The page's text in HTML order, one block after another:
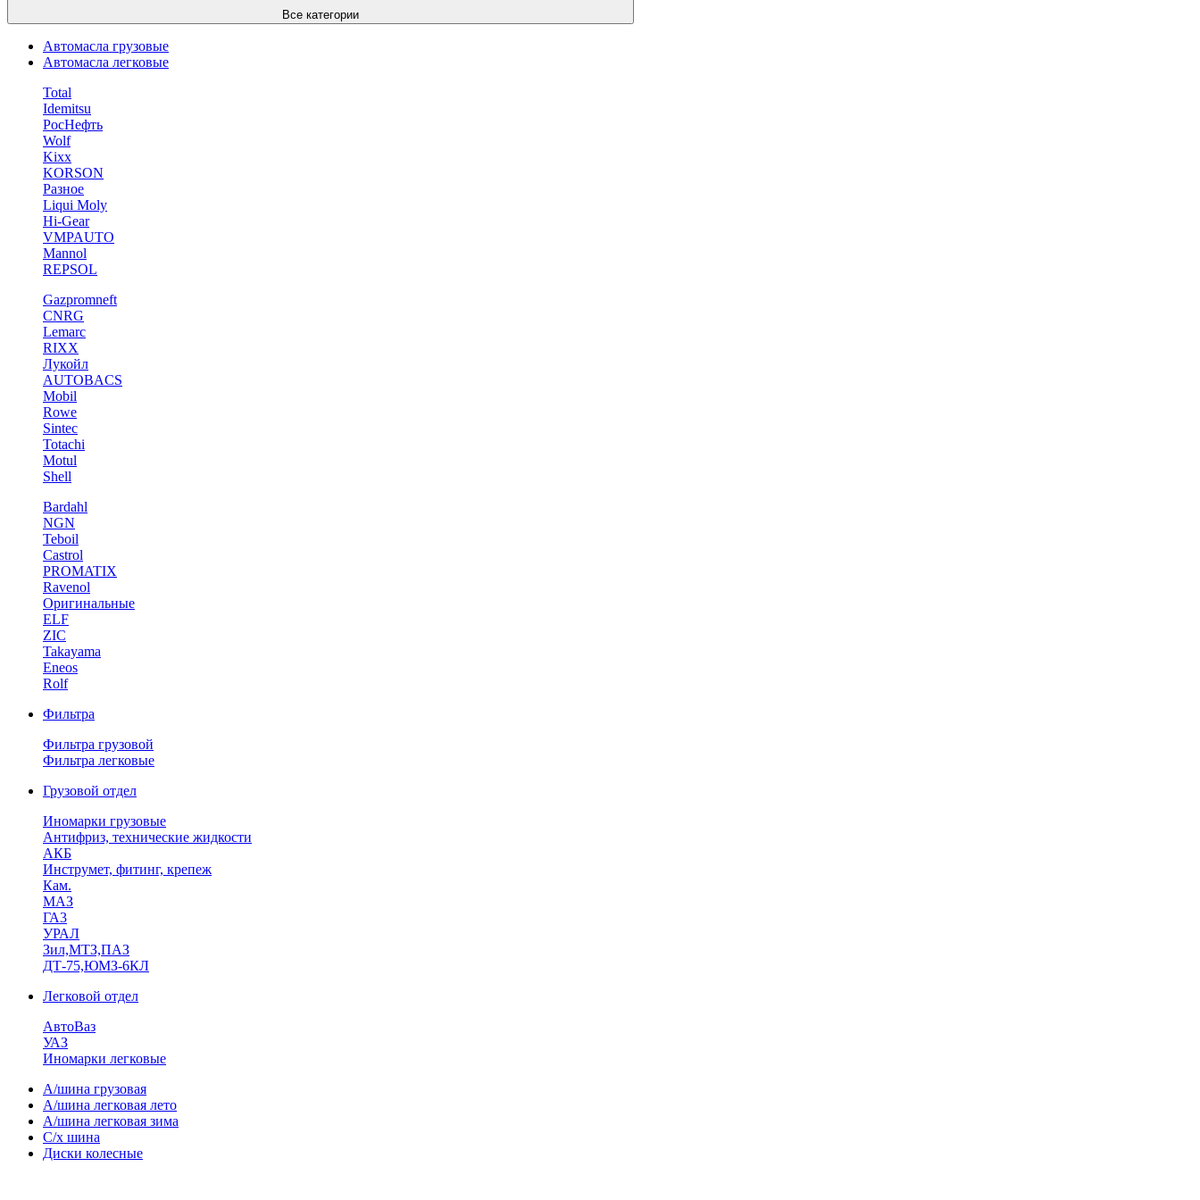
Все категории
Автомасла грузовые
Автомасла легковые
Total
Idemitsu
РосНефть
Wolf
Kixx
KORSON
Разное
Liqui Moly
Hi-Gear
VMPAUTO
Mannol
REPSOL
Gazpromneft
CNRG
Lemarc
RIXX
Лукойл
AUTOBACS
Mobil
Rowe
Sintec
Totachi
Motul
Shell
Bardahl
NGN
Teboil
Castrol
PROMATIX
Ravenol
Оригинальные
ELF
ZIC
Takayama
Eneos
Rolf
Фильтра
Фильтра грузовой
Фильтра легковые
Грузовой отдел
Иномарки грузовые
Антифриз, технические жидкости
АКБ
Инструмет, фитинг, крепеж
Кам.
МАЗ
ГА3
УРАЛ
Зил,МТЗ,ПАЗ
ДТ-75,ЮМЗ-6КЛ
Легковой отдел
АвтоВаз
УАЗ
Иномарки легковые
А/шина грузовая
А/шина легковая лето
А/шина легковая зима
С/х шина
Диски колесные